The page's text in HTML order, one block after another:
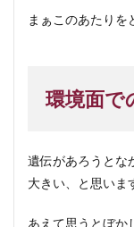
まぁこのあたりを
環境面で
遺伝があろうとな
大きい、と思いま
あえて思うとぼか